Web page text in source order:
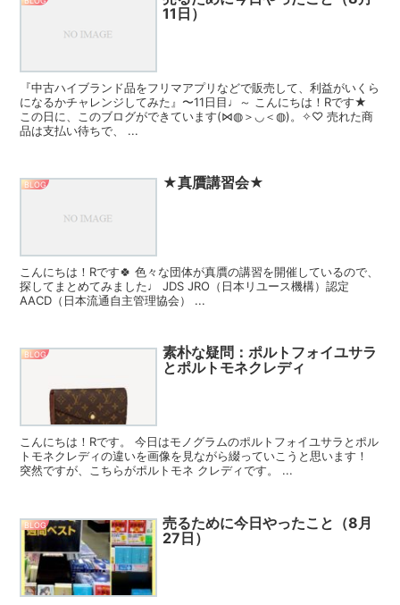
11日）
『中古ハイブランド品をフリマアプリなどで販売して、利益がいくら
になるかチャレンジしてみた』〜11日目♩～ こんにちは！Rです★
この日に、このブログができています(⋈◍＞◡＜◍)。✧♡ 売れた商
品は支払い待ちで、 ...
BLOG ★真贋講習会★
こんにちは！Rです🍀 色々な団体が真贋の講習を開催しているので、
探してまとめてみました♩ JDS JRO（日本リユース機構）認定
AACD（日本流通自主管理協会） ...
BLOG
素朴な疑問：ポルトフォイユサラ
とポルトモネクレディ
こんにちは！Rです。 今日はモノグラムのポルトフォイユサラとポル
トモネクレディの違いを画像を見ながら綴っていこうと思います！
突然ですが、こちらがポルトモネ クレディです。 ...
BLOG
売るために今日やったこと（8月
27日）